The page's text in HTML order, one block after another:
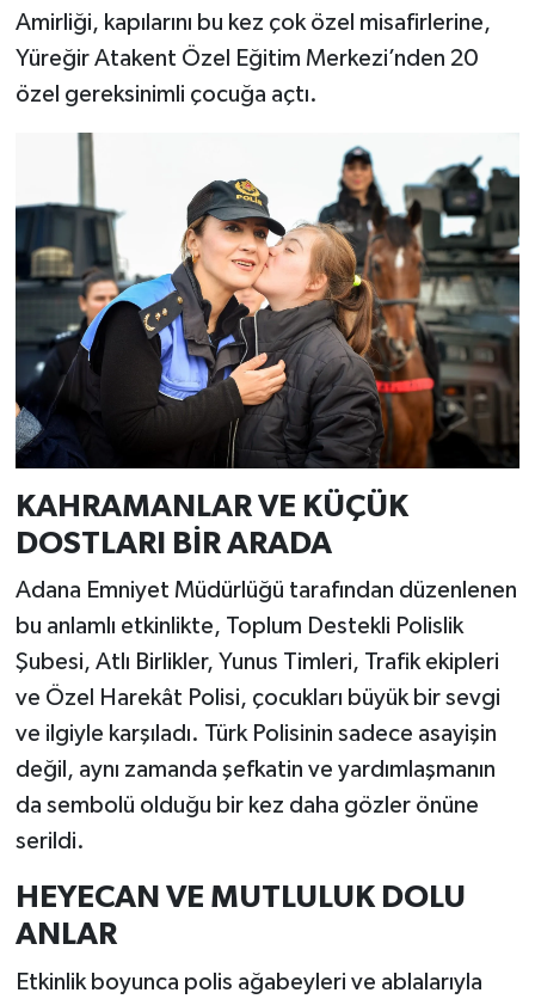
Amirliği, kapılarını bu kez çok özel misafirlerine,
Yüreğir Atakent Özel Eğitim Merkezi’nden 20
özel gereksinimli çocuğa açtı.
KAHRAMANLAR VE KÜÇÜK
DOSTLARI BİR ARADA
Adana Emniyet Müdürlüğü tarafından düzenlenen
bu anlamlı etkinlikte, Toplum Destekli Polislik
Şubesi, Atlı Birlikler, Yunus Timleri, Trafik ekipleri
ve Özel Harekât Polisi, çocukları büyük bir sevgi
ve ilgiyle karşıladı. Türk Polisinin sadece asayişin
değil, aynı zamanda şefkatin ve yardımlaşmanın
da sembolü olduğu bir kez daha gözler önüne
serildi.
HEYECAN VE MUTLULUK DOLU
ANLAR
Etkinlik boyunca polis ağabeyleri ve ablalarıyla